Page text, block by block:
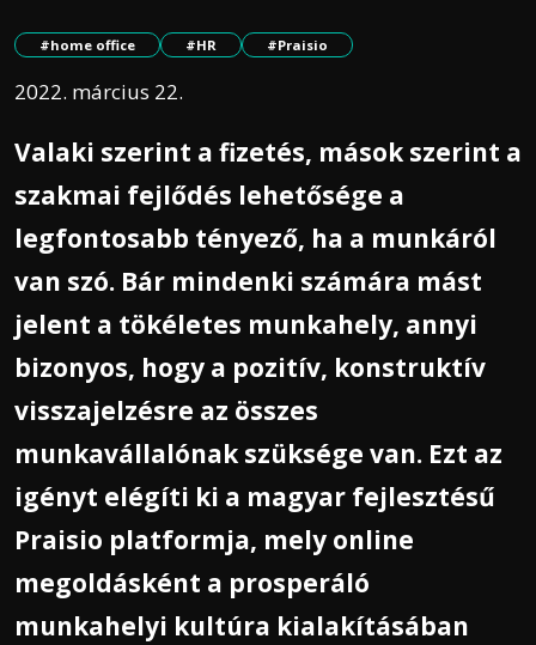
#home office #HR #Praisio
2022. március 22.
Valaki szerint a fizetés, mások szerint a
szakmai fejlődés lehetősége a
legfontosabb tényező, ha a munkáról
van szó. Bár mindenki számára mást
jelent a tökéletes munkahely, annyi
bizonyos, hogy a pozitív, konstruktív
visszajelzésre az összes
munkavállalónak szüksége van. Ezt az
igényt elégíti ki a magyar fejlesztésű
Praisio platformja, mely online
megoldásként a prosperáló
munkahelyi kultúra kialakításában